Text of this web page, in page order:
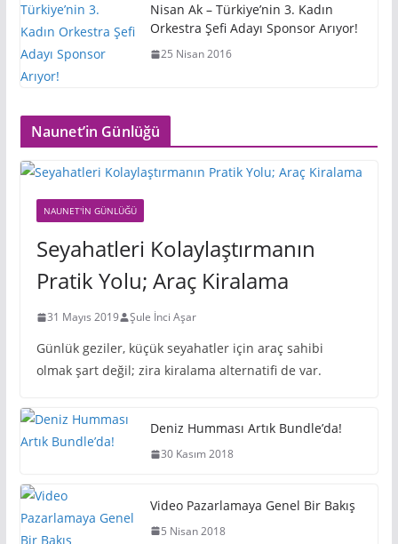
Nisan Ak – Türkiye’nin 3. Kadın
Orkestra Şefi Adayı Sponsor Arıyor!
25 Nisan 2016
Naunet’in Günlüğü
NAUNET'IN GÜNLÜĞÜ
Seyahatleri Kolaylaştırmanın
Pratik Yolu; Araç Kiralama
31 Mayıs 2019 Şule İnci Aşar
Günlük geziler, küçük seyahatler için araç sahibi
olmak şart değil; zira kiralama alternatifi de var.
Deniz Humması Artık Bundle’da!
30 Kasım 2018
Video Pazarlamaya Genel Bir Bakış
5 Nisan 2018